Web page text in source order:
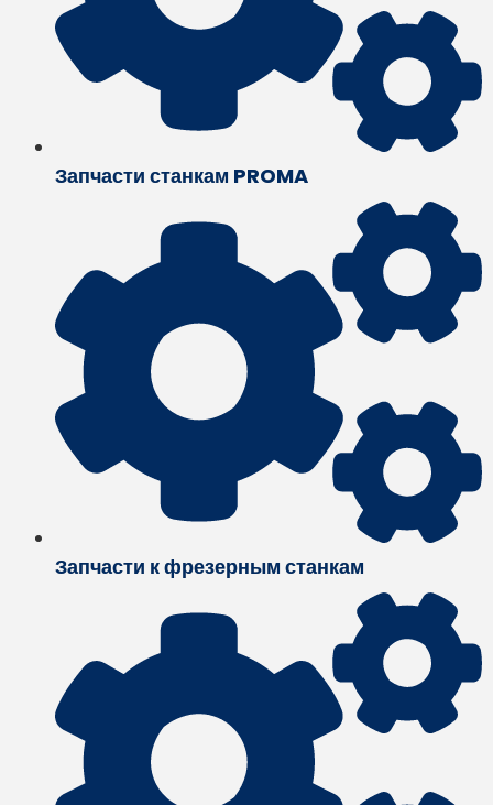
Запчасти станкам PROMA
Запчасти к фрезерным станкам